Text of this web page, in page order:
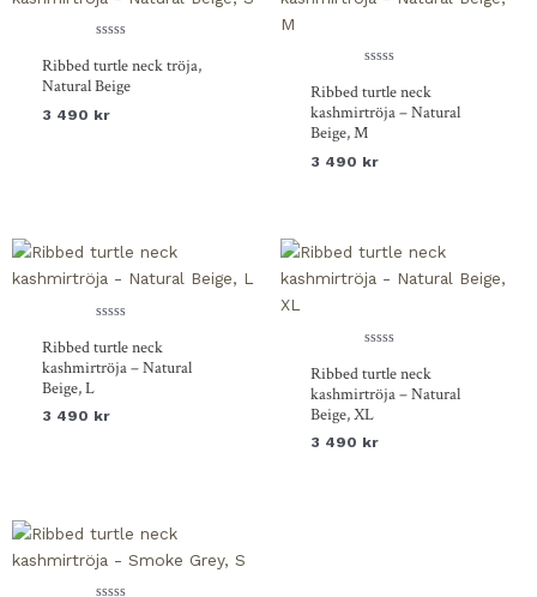
0
av
5
Ribbed turtle neck tröja,
Natural Beige
3 490 kr
0
5
Ribbed turtle neck
kashmirtröja – Natural
Beige, M
3 490 kr
0
5
Ribbed turtle neck
kashmirtröja – Natural
Beige, L
3 490 kr
0
5
Ribbed turtle neck
kashmirtröja – Natural
Beige, XL
3 490 kr